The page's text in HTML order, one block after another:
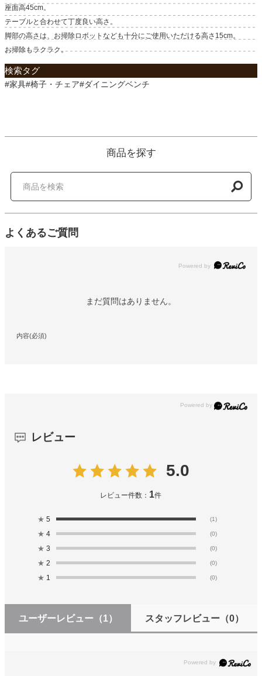
座面高45cm。
テーブルと合わせて丁度良い高さ。
脚部の高さは、お掃除ロボットなども十分にご使用いただける高さ15cm。
お掃除もラクラク。
検索タグ
#家具#椅子・チェア#ダイニングベンチ
商品を探す
よくあるご質問
Powered by
まだ質問はありません。
内容(必須)
レビュー
5.0
レビュー件数： 1件
★ 5 (1)
★ 4 (0)
★ 3 (0)
★ 2 (0)
★ 1 (0)
ユーザーレビュー （1） スタッフレビュー（0）